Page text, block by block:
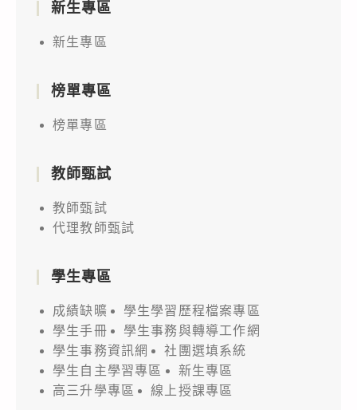
新生專區
新生專區
榜單專區
榜單專區
教師甄試
教師甄試
代理教師甄試
學生專區
成績缺曠
學生學習歷程檔案專區
學生手冊
學生事務與轉導工作網
學生事務資訊網
社團選填系統
學生自主學習專區
新生專區
高三升學專區
線上授課專區